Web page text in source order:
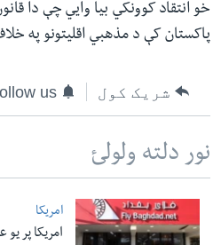
خو انتقاد کوونکي بیا وایي چې دا
پاکستان کې د مذهبي اقلیتونو په
شریک کول us
نور دلته ولولئ
امریکا
امریکا پر